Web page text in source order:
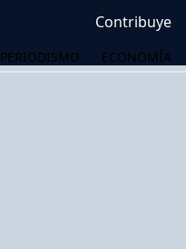
Contribuye
PERIODISMO ECONOMÍA